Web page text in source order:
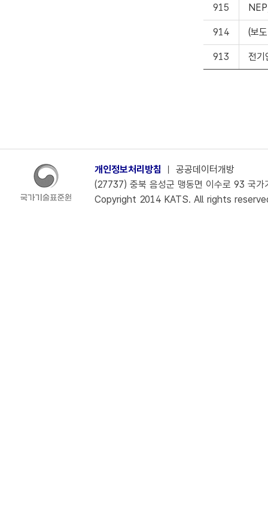
915
914 (보
913 전기
개인정보처리방침 ㅣ 공공데이터개방
(27737) 충북 음성군 맹동면 이수로 93 국
Copyright 2014 KATS. All rights